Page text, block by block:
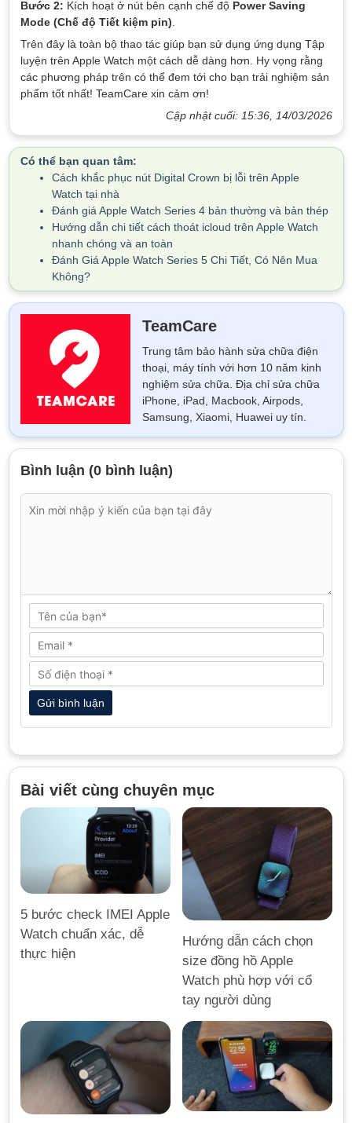
Bước 2: Kích hoạt ở nút bên cạnh chế độ Power Saving
Mode (Chế độ Tiết kiệm pin).
Trên đây là toàn bộ thao tác giúp bạn sử dụng ứng dụng Tập
luyện trên Apple Watch một cách dễ dàng hơn. Hy vọng rằng
các phương pháp trên có thể đem tới cho bạn trải nghiệm sản
phẩm tốt nhất! TeamCare xin cảm ơn!
Cập nhật cuối: 15:36, 14/03/2026
Có thể bạn quan tâm:
Cách khắc phục nút Digital Crown bị lỗi trên Apple
Watch tại nhà
Đánh giá Apple Watch Series 4 bản thường và bản thép
Hướng dẫn chi tiết cách thoát icloud trên Apple Watch
nhanh chóng và an toàn
Đánh Giá Apple Watch Series 5 Chi Tiết, Có Nên Mua
Không?
TeamCare
Trung tâm bảo hành sửa chữa điện
thoại, máy tính với hơn 10 năm kinh
nghiệm sửa chữa. Địa chỉ sửa chữa
iPhone, iPad, Macbook, Airpods,
Samsung, Xiaomi, Huawei uy tín.
Bình luận (0 bình luận)
Bài viết cùng chuyên mục
5 bước check IMEI Apple
Watch chuẩn xác, dễ
thực hiện
Hướng dẫn cách chọn
size đồng hồ Apple
Watch phù hợp với cổ
tay người dùng